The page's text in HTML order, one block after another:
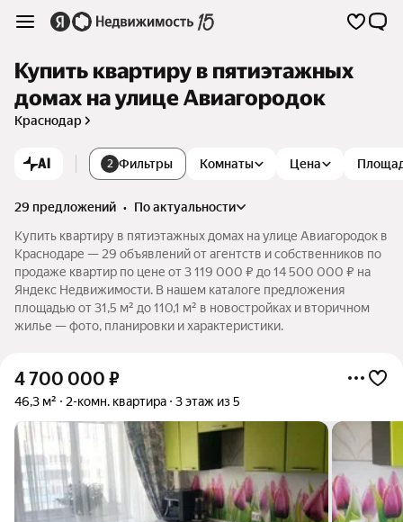
Купить квартиру в пятиэтажных
домах на улице Авиагородок
Краснодар
AI 2 Фильтры Комнаты Цена
29 предложений •
по актуальности
Купить квартиру в пятиэтажных домах на улице Авиагородок в
Краснодаре — 29 объявлений от агентств и собственников по
продаже квартир по цене от 3 119 000 ₽ до 14 500 000 ₽ на
Яндекс Недвижимости. В нашем каталоге предложения
площадью от 31,5 м² до 110,1 м² в новостройках и вторичном
жилье — фото, планировки и характеристики.
4 700 000 ₽
46,3 м² 2-комн. квартира 3 этаж из 5